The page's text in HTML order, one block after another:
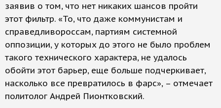
заявив о том, что нет никаких шансов пройти
этот фильтр. «То, что даже коммунистам и
справедливороссам, партиям системной
оппозиции, у которых до этого не было проблем
такого технического характера, не удалось
обойти этот барьер, еще больше подчеркивает,
насколько все превратилось в фарс», – отмечает
политолог Андрей Пионтковский.